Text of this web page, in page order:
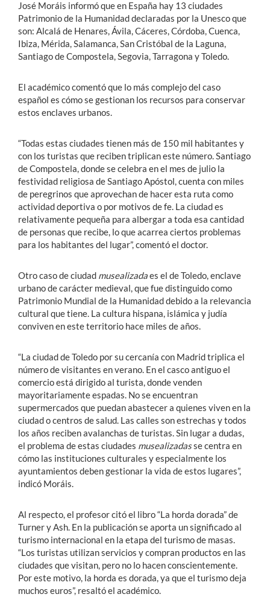
José Moráis informó que en España hay 13 ciudades
Patrimonio de la Humanidad declaradas por la Unesco que
son: Alcalá de Henares, Ávila, Cáceres, Córdoba, Cuenca,
Ibiza, Mérida, Salamanca, San Cristóbal de la Laguna,
Santiago de Compostela, Segovia, Tarragona y Toledo.
El académico comentó que lo más complejo del caso
español es cómo se gestionan los recursos para conservar
estos enclaves urbanos.
“Todas estas ciudades tienen más de 150 mil habitantes y
con los turistas que reciben triplican este número. Santiago
de Compostela, donde se celebra en el mes de julio la
festividad religiosa de Santiago Apóstol, cuenta con miles
de peregrinos que aprovechan de hacer esta ruta como
actividad deportiva o por motivos de fe. La ciudad es
relativamente pequeña para albergar a toda esa cantidad
de personas que recibe, lo que acarrea ciertos problemas
para los habitantes del lugar”, comentó el doctor.
Otro caso de ciudad musealizadaes el de Toledo, enclave
urbano de carácter medieval, que fue distinguido como
Patrimonio Mundial de la Humanidad debido a la relevancia
cultural que tiene. La cultura hispana, islámica y judía
conviven en este territorio hace miles de años.
“La ciudad de Toledo por su cercanía con Madrid triplica el
número de visitantes en verano. En el casco antiguo el
comercio está dirigido al turista, donde venden
mayoritariamente espadas. No se encuentran
supermercados que puedan abastecer a quienes viven en la
ciudad o centros de salud. Las calles son estrechas y todos
los años reciben avalanchas de turistas. Sin lugar a dudas,
el problema de estas ciudades musealizadasse centra en
cómo las instituciones culturales y especialmente los
ayuntamientos deben gestionar la vida de estos lugares”,
indicó Moráis.
Al respecto, el profesor citó el libro “La horda dorada” de
Turner y Ash. En la publicación se aporta un significado al
turismo internacional en la etapa del turismo de masas.
“Los turistas utilizan servicios y compran productos en las
ciudades que visitan, pero no lo hacen conscientemente.
Por este motivo, la horda es dorada, ya que el turismo deja
muchos euros”, resaltó el académico.